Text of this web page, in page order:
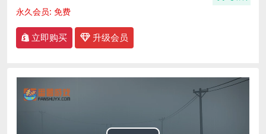
永久会员: 免费
立即购买 升级会员